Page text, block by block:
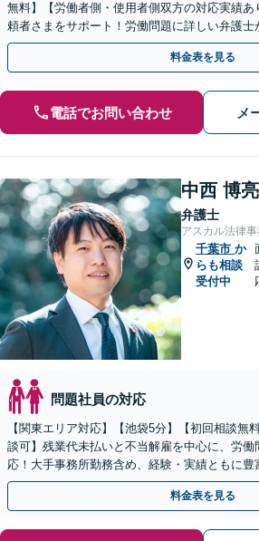
無料】【労働者側・使用者側双方の対応実績あ
頼者さまをサポート！労働問題に詳しい弁護士
な料金設定／初回相談の際にご説明【休日・夜
料金表を見る
電話でお問い合わせ メ
中西 博亮
弁護士
アスカル法律
千葉市 か
らも相談
受付中
問題社員の対応
【関東エリア対応】【池袋5分】【初回相談無
談可】残業代未払いと不当解雇を中心に、労働
応！大手事務所勤務含め、経験・実績ともに豊
応が信条で、早期解決【弁護士は頼りになると
料金表を見る